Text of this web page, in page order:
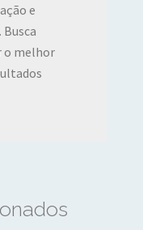
e
o melhor